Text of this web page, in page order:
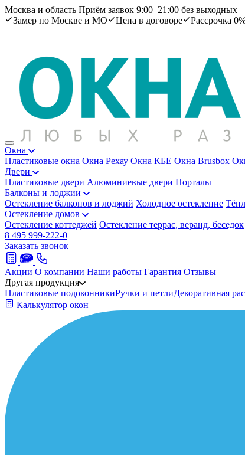
Москва и область Приём заявок 9:00–21:00 без выходных
Замер по Москве и МО
Цена в договоре Рассрочка
Окна
Пластиковые окна Окна Рехау Окна КБЕ Окна Brusbox
Двери
Пластиковые двери Алюминиевые двери Порталы
Балконы и лоджии
Остекление балконов и лоджий Холодное остекление
Остекление домов
Остекление коттеджей Остекление террас, веранд, беседок
8 495 999-222-0
Заказать звонок
Акции О компании Наши работы Гарантия Отзывы
Другая продукция
Пластиковые подоконникиРучки и петлиДекоративная
Калькулятор окон